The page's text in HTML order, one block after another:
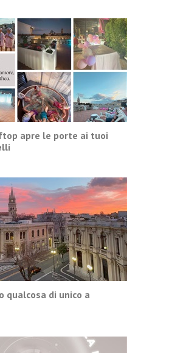
apre le porte ai tuoi
qualcosa di unico a